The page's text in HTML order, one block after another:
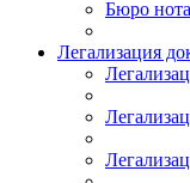
Бюро
Легализация